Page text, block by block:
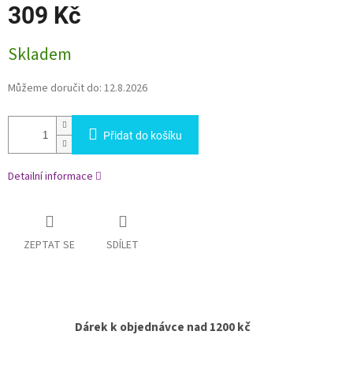
309 Kč
cena:
Skladem
Můžeme doručit do: 12.8.2026
Přidat do košíku
Detailní informace
ZEPTAT SE SDÍLET
Dárek k objednávce nad 1200 kč